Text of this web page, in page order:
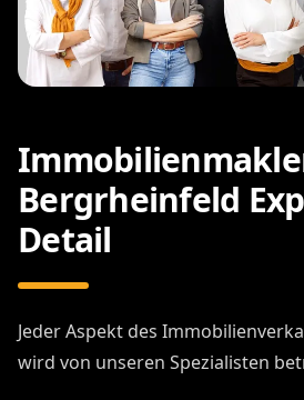
Bergrheinfeld
Detail
Jeder Aspekt des
wird von unseren Spezialisten